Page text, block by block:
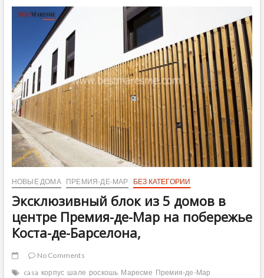
4
КОЛИЧЕСТВО
СПАЛЕН
–
280
НОВЫЕ ДОМА ПРЕМИЯ-ДЕ-МАР БЕЗ КАТЕГОРИИ
Эксклюзивный блок из 5 домов в
центре Премия-де-Мар на побережье
Коста-де-Барселона,
No Comments
casa корпус шале роскошь Маресме Премия-де-Мар